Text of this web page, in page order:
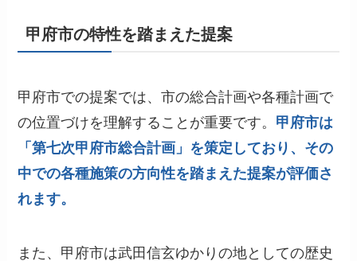
甲府市の特性を踏まえた提案
甲府市での提案では、市の総合計画や各種計画で
の位置づけを理解することが重要です。 甲府市は
「第七次甲府市総合計画」を策定しており、その
中での各種施策の方向性を踏まえた提案が評価さ
れます。
また、甲府市は武田信玄ゆかりの地としての歴史